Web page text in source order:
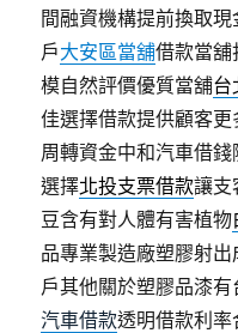
間融資機構提前換取
戶大安區當舖借款當舖
模自然評價優質當舖台
佳選擇借款提供顧客
周轉資金中和汽車借
選擇北投支票借款讓支
豆含有對人體有害植物
品專業製造廠塑膠射
戶其他關於塑膠品漆
汽車借款透明借款利